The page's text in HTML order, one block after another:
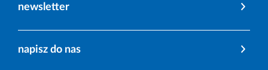
newsletter
napisz do nas